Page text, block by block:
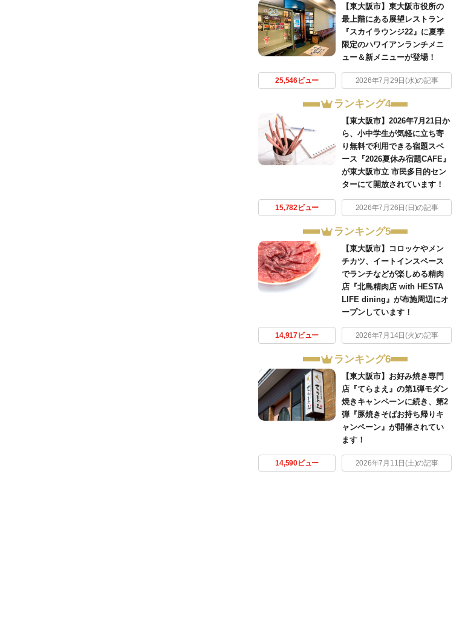
【東大阪市】東大阪市役所の
最上階にある展望レストラン
『スカイラウンジ22』に夏季
限定のハワイアンランチメニ
ュー＆新メニューが登場！
25,546ビュー 2026年7月29日(水)の記事
ランキング4
【東大阪市】2026年7月21日か
ら、小中学生が気軽に立ち寄
り無料で利用できる宿題スペ
ース『2026夏休み宿題CAFE』
が東大阪市立 市民多目的セン
ターにて開放されています！
15,782ビュー 2026年7月26日(日)の記事
ランキング5
【東大阪市】コロッケやメン
チカツ、イートインスペース
でランチなどが楽しめる精肉
店『北島精肉店 with HESTA
LIFE dining』が布施周辺にオ
ープンしています！
14,917ビュー 2026年7月14日(火)の記事
ランキング6
【東大阪市】お好み焼き専門
店『てらまえ』の第1弾モダン
焼きキャンペーンに続き、第2
弾『豚焼きそばお持ち帰りキ
ャンペーン』が開催されてい
ます！
14,590ビュー 2026年7月11日(土)の記事